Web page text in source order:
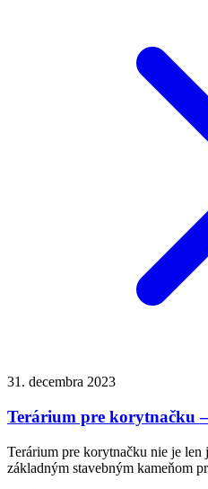
31. decembra 2023
Terárium pre korytnačku
Terárium pre korytnačku nie je len
základným stavebným kameňom